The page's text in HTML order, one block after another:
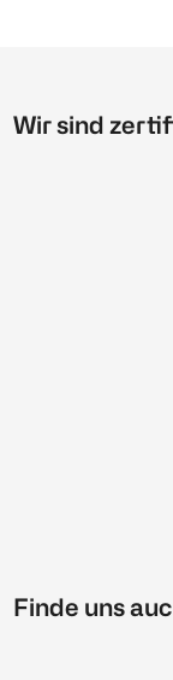
Wir sind
Finde uns